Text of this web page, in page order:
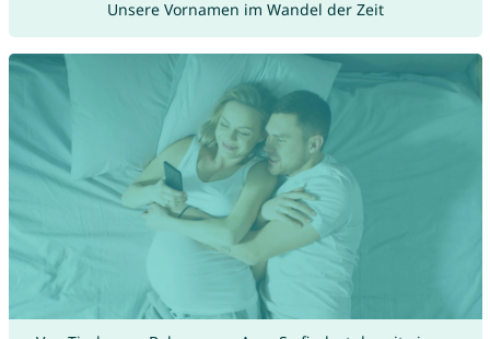
Unsere Vornamen im Wandel der Zeit